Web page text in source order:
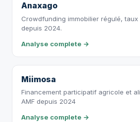
Anaxago
Crowdfunding immobilier régulé,
depuis 2024.
Analyse complete →
Miimosa
Financement participatif agricole et
AMF depuis 2024
Analyse complete →